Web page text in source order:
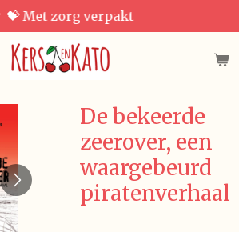
💝 Met zorg verpakt
De bekeerde
zeerover, een
waargebeurd
piratenverhaal